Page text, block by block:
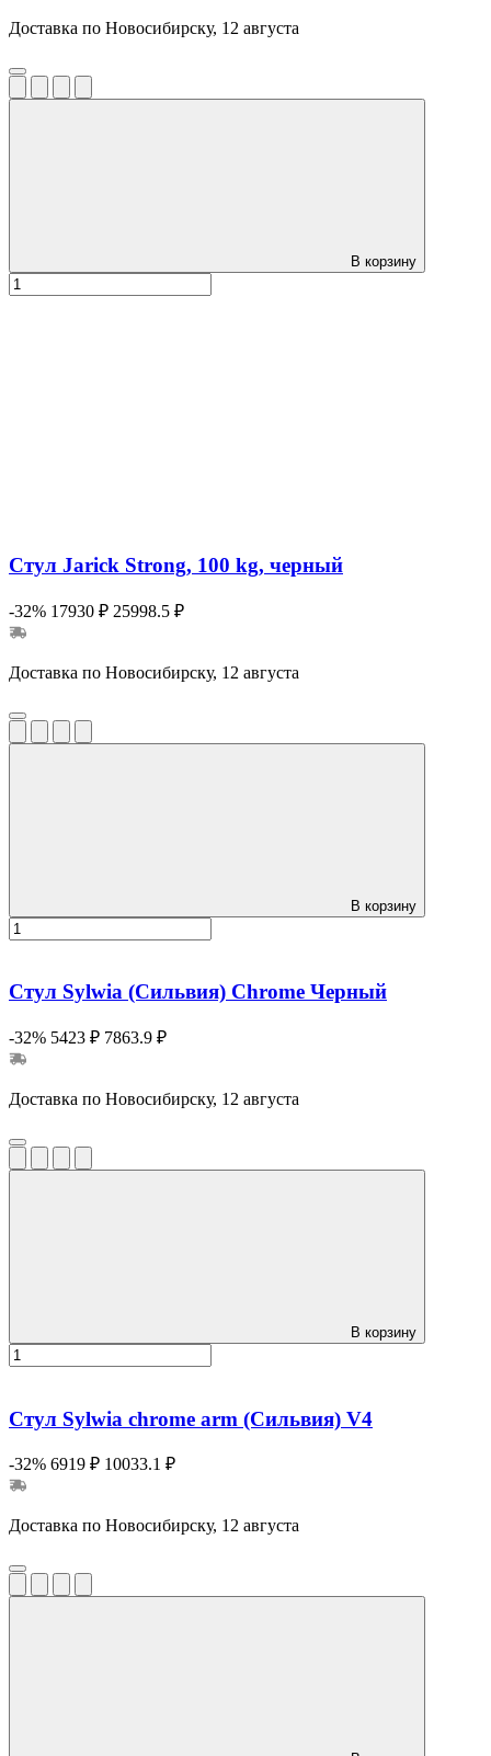
Доставка по Новосибирску, 12 августа
В корзину
Стул Jarick Strong, 100 kg, черный
-32% 17930 ₽ 25998.5 ₽
Доставка по Новосибирску, 12 августа
В корзину
Стул Sylwia (Сильвия) Сhrome Черный
-32% 5423 ₽ 7863.9 ₽
Доставка по Новосибирску, 12 августа
В корзину
Стул Sylwia chrome arm (Сильвия) V4
-32% 6919 ₽ 10033.1 ₽
Доставка по Новосибирску, 12 августа